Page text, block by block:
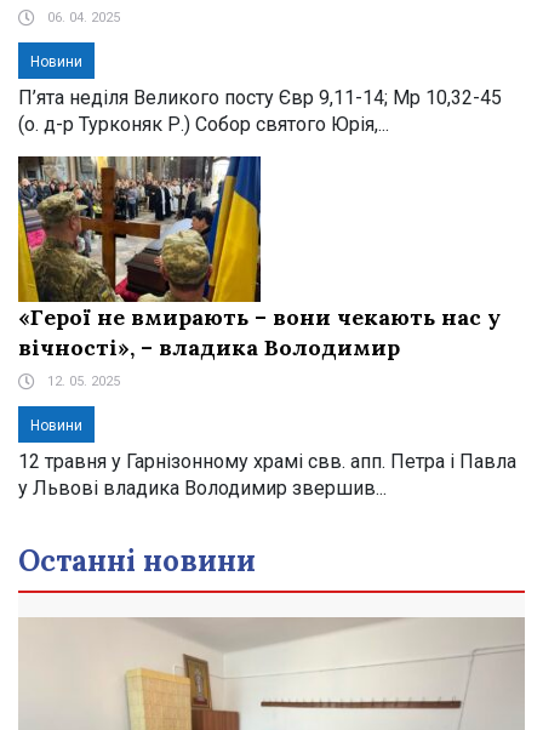
06. 04. 2025
Новини
П’ята неділя Великого посту Євр 9,11-14; Мр 10,32-45
(о. д-р Турконяк Р.) Собор святого Юрія,...
«Герої не вмирають – вони чекають нас у
вічності», – владика Володимир
12. 05. 2025
Новини
12 травня у Гарнізонному храмі свв. апп. Петра і Павла
у Львові владика Володимир звершив...
Останні новини